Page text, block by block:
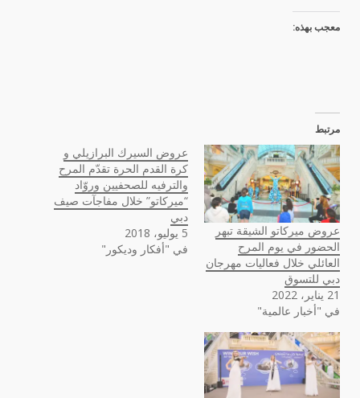
معجب بهذه:
مرتبط
عروض ميركاتو الشيقة تبهر
الحضور في يوم المرح
العائلي خلال فعاليات مهرجان
دبي للتسوق
21 يناير، 2022
في "أخبار عالمية"
عروض السيرك البرازيلي و
كرة القدم الحرة تقدّم المرح
والترفيه للصحفيين وروّاد
“ميركاتو” خلال مفاجآت صيف
دبي
5 يوليو، 2018
في "أفكار وديكور"